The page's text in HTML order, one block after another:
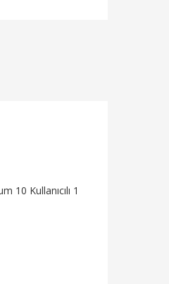
10 Kullanıcılı 1